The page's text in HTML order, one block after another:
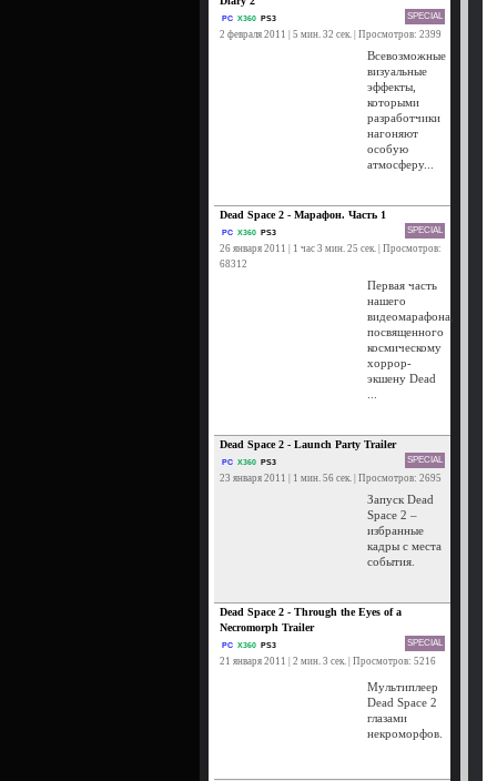
PC X360 PS3 SPECIAL
2 февраля 2011 | 5 мин. 32 сек. | Просмотров: 2399
Всевозможные
визуальные
эффекты,
которыми
разработчики
нагоняют
особую
атмосферу...
Dead Space 2 - Марафон. Часть 1
PC X360 PS3 SPECIAL
26 января 2011 | 1 час 3 мин. 25 сек. | Просмотров:
68312
Первая часть
нашего
видеомарафона,
посвященного
космическому
хоррор-
экшену Dead
Dead Space 2 - Launch Party Trailer
PC X360 PS3 SPECIAL
23 января 2011 | 1 мин. 56 сек. | Просмотров: 2695
Запуск Dead
Space 2 –
избранные
кадры с места
события.
Dead Space 2 - Through the Eyes of a
Necromorph Trailer
PC X360 PS3 SPECIAL
21 января 2011 | 2 мин. 3 сек. | Просмотров: 5216
Мультиплеер
Dead Space 2
глазами
некроморфов.